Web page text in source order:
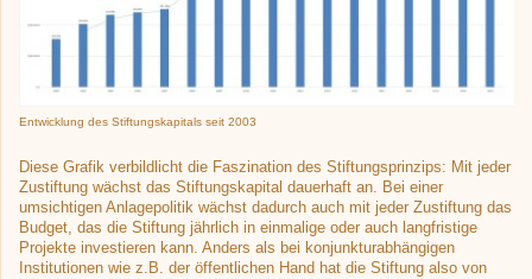
Entwicklung des Stiftungskapitals seit 2003
Diese Grafik verbildlicht die Faszination des Stiftungsprinzips: Mit jeder
Zustiftung wächst das Stiftungskapital dauerhaft an. Bei einer
umsichtigen Anlagepolitik wächst dadurch auch mit jeder Zustiftung das
Budget, das die Stiftung jährlich in einmalige oder auch langfristige
Projekte investieren kann. Anders als bei konjunkturabhängigen
Institutionen wie z.B. der öffentlichen Hand hat die Stiftung also von